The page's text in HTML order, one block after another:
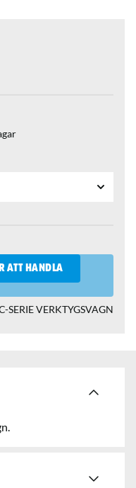
ATT HANDLA
SERIE VERKTYGSVAGN